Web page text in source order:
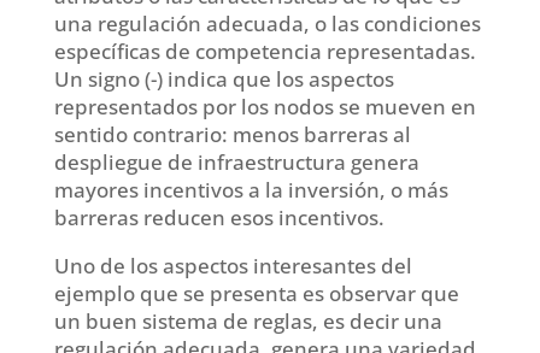
una regulación adecuada, o las condiciones
específicas de competencia representadas.
Un signo (-) indica que los aspectos
representados por los nodos se mueven en
sentido contrario: menos barreras al
despliegue de infraestructura genera
mayores incentivos a la inversión, o más
barreras reducen esos incentivos.
Uno de los aspectos interesantes del
ejemplo que se presenta es observar que
un buen sistema de reglas, es decir una